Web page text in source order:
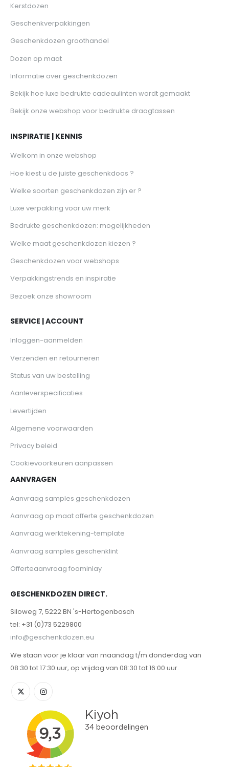
Kerstdozen
Geschenkverpakkingen
Geschenkdozen groothandel
Dozen op maat
Informatie over geschenkdozen
Bekijk hoe luxe bedrukte cadeaulinten wordt gemaakt
Bekijk onze webshop voor bedrukte draagtassen
INSPIRATIE | KENNIS
Welkom in onze webshop
Hoe kiest u de juiste geschenkdoos ?
Welke soorten geschenkdozen zijn er ?
Luxe verpakking voor uw merk
Bedrukte geschenkdozen: mogelijkheden
Welke maat geschenkdozen kiezen ?
Geschenkdozen voor webshops
Verpakkingstrends en inspiratie
Bezoek onze showroom
SERVICE | ACCOUNT
Inloggen-aanmelden
Verzenden en retourneren
Status van uw bestelling
Aanleverspecificaties
Levertijden
Algemene voorwaarden
Privacy beleid
Cookievoorkeuren aanpassen
AANVRAGEN
Aanvraag samples geschenkdozen
Aanvraag op maat offerte geschenkdozen
Aanvraag werktekening-template
Aanvraag samples geschenklint
Offerteaanvraag foaminlay
GESCHENKDOZEN DIRECT.
Siloweg 7, 5222 BN 's-Hertogenbosch
tel: +31 (0)73 5229800
info@geschenkdozen.eu
We staan voor je klaar van maandag t/m donderdag van
08:30 tot 17:30 uur, op vrijdag van 08:30 tot 16:00 uur.